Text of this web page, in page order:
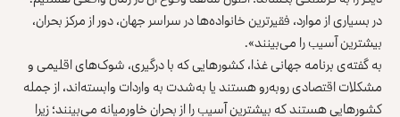
در بسیاری از موارد، فقیرترین خانواده‌ها در ‏سراسر جهان، دور از مرکز بحران،
بیشترین آسیب را می‌بینند».‏
به گفته‌ی برنامه جهانی غذا، کشورهایی که با درگیری، شوک‌های ‏اقلیمی و
مشکلات اقتصادی روبه‌رو هستند یا به‌شدت به واردات ‏وابسته‌اند، از جمله
کشورهایی هستند که بیشترین آسیب را از بحران ‏خاورمیانه می‌بینند؛ زیرا